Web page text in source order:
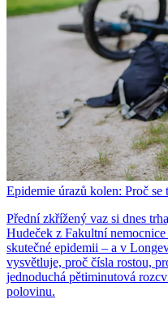
Epidemie úrazů kolen: Proč
Přední zkřížený vaz si dnes
Hudeček z Fakultní
skutečné epidemii – a v
vysvětluje, proč čísla rostou,
jednoduchá pětiminutová
polovinu.